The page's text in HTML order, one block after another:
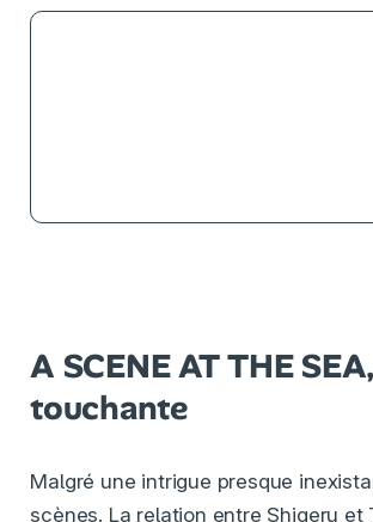
A SCENE AT THE
touchante
Malgré une intrigue presque
scènes. La relation entre Shigeru